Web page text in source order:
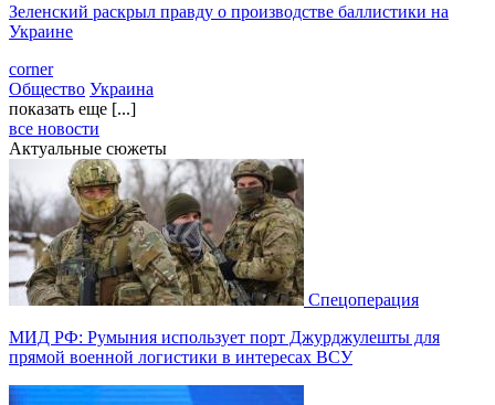
Зеленский раскрыл правду о производстве баллистики на
Украине
corner
Общество Украина
показать еще [...]
все новости
Актуальные сюжеты
Спецоперация
МИД РФ: Румыния использует порт Джурджулешты для
прямой военной логистики в интересах ВСУ